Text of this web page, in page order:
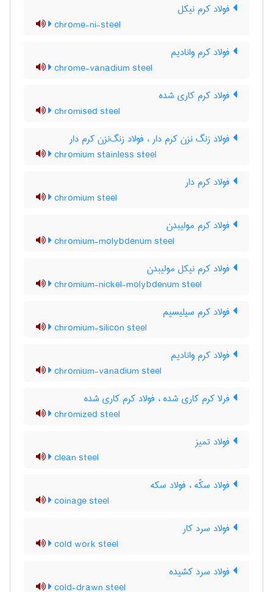
فولاد کرم نیکل
chrome-ni-steel
فولاد کرم وانادیم
chrome-vanadium steel
فولاد کرم کاری شده
chromised steel
فولاد زنگ نزن کرم دار ، فولاد زنگ‌نزن کرم دار
chromium stainless steel
فولاد کرم دار
chromium steel
فولاد کرم مولیبدن
chromium-molybdenum steel
فولاد کرم نیکل مولیبدن
chromium-nickel-molybdenum steel
فولاد کرم سیلیسیم
chromium-silicon steel
فولاد کرم وانادیم
chromium-vanadium steel
فرلا کرم کاری شده ، فولاد کرم کاری شده
chromized steel
فولاد تمیز
clean steel
فولاد سکّه ، فولاد سکه
coinage steel
فولاد سرد کار
cold work steel
فولاد سرد کشیده
cold-drawn steel